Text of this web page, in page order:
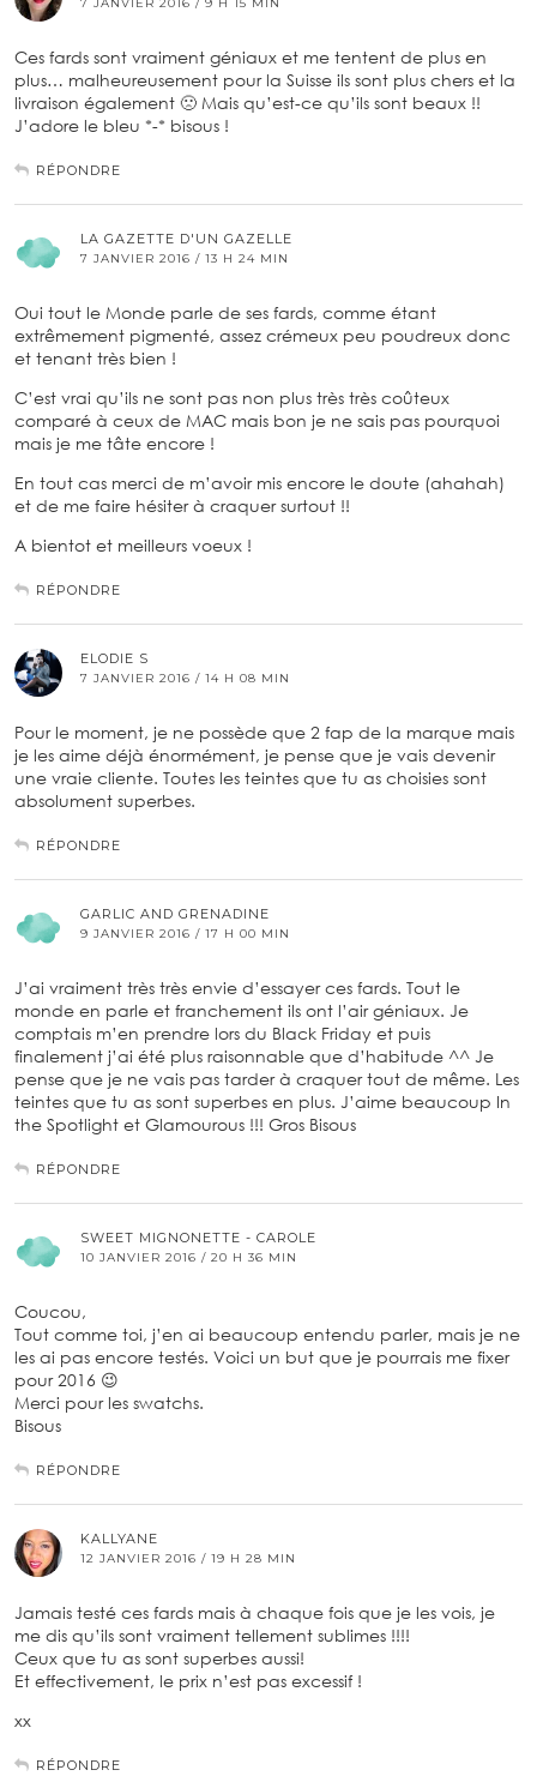
Ces fards sont vraiment géniaux et me tentent de plus en
plus… malheureusement pour la Suisse ils sont plus chers et la
livraison également 🙁 Mais qu’est-ce qu’ils sont beaux !!
J’adore le bleu *-* bisous !
RÉPONDRE
LA GAZETTE D'UN GAZELLE
7 JANVIER 2016 / 13 H 24 MIN
Oui tout le Monde parle de ses fards, comme étant
extrêmement pigmenté, assez crémeux peu poudreux donc
et tenant très bien !
C’est vrai qu’ils ne sont pas non plus très très coûteux
comparé à ceux de MAC mais bon je ne sais pas pourquoi
mais je me tâte encore !
En tout cas merci de m’avoir mis encore le doute (ahahah)
et de me faire hésiter à craquer surtout !!
A bientot et meilleurs voeux !
RÉPONDRE
ELODIE S
7 JANVIER 2016 / 14 H 08 MIN
Pour le moment, je ne possède que 2 fap de la marque mais
je les aime déjà énormément, je pense que je vais devenir
une vraie cliente. Toutes les teintes que tu as choisies sont
absolument superbes.
RÉPONDRE
GARLIC AND GRENADINE
9 JANVIER 2016 / 17 H 00 MIN
J’ai vraiment très très envie d’essayer ces fards. Tout le
monde en parle et franchement ils ont l’air géniaux. Je
comptais m’en prendre lors du Black Friday et puis
finalement j’ai été plus raisonnable que d’habitude ^^ Je
pense que je ne vais pas tarder à craquer tout de même. Les
teintes que tu as sont superbes en plus. J’aime beaucoup In
the Spotlight et Glamourous !!! Gros Bisous
RÉPONDRE
SWEET MIGNONETTE - CAROLE
10 JANVIER 2016 / 20 H 36 MIN
Coucou,
Tout comme toi, j’en ai beaucoup entendu parler, mais je ne
les ai pas encore testés. Voici un but que je pourrais me fixer
pour 2016 😉
Merci pour les swatchs.
Bisous
RÉPONDRE
KALLYANE
12 JANVIER 2016 / 19 H 28 MIN
Jamais testé ces fards mais à chaque fois que je les vois, je
me dis qu’ils sont vraiment tellement sublimes !!!!
Ceux que tu as sont superbes aussi!
Et effectivement, le prix n’est pas excessif !
xx
RÉPONDRE